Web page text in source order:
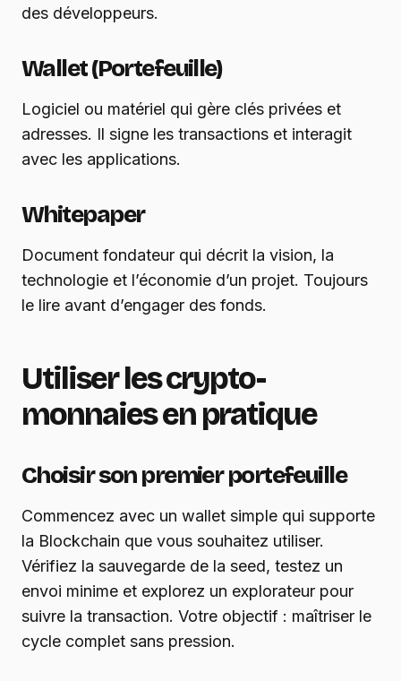
des développeurs.
Wallet (Portefeuille)
Logiciel ou matériel qui gère clés privées et
adresses. Il signe les transactions et interagit
avec les applications.
Whitepaper
Document fondateur qui décrit la vision, la
technologie et l’économie d’un projet. Toujours
le lire avant d’engager des fonds.
Utiliser les crypto-
monnaies en pratique
Choisir son premier portefeuille
Commencez avec un wallet simple qui supporte
la Blockchain que vous souhaitez utiliser.
Vérifiez la sauvegarde de la seed, testez un
envoi minime et explorez un explorateur pour
suivre la transaction. Votre objectif : maîtriser le
cycle complet sans pression.